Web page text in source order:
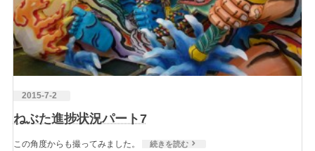
2015-7-2
ねぶた進捗状況パート7
この角度からも撮ってみました。 続きを読む